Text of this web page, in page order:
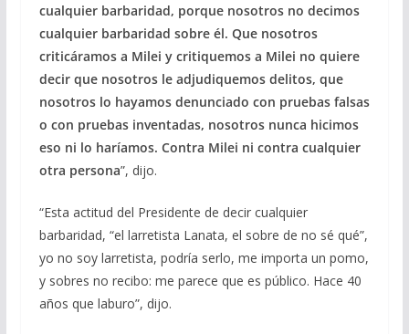
cualquier barbaridad, porque nosotros no decimos
cualquier barbaridad sobre él. Que nosotros
criticáramos a Milei y critiquemos a Milei no quiere
decir que nosotros le adjudiquemos delitos, que
nosotros lo hayamos denunciado con pruebas falsas
o con pruebas inventadas, nosotros nunca hicimos
eso ni lo haríamos. Contra Milei ni contra cualquier
otra persona”, dijo.
“Esta actitud del Presidente de decir cualquier
barbaridad, “el larretista Lanata, el sobre de no sé qué”,
yo no soy larretista, podría serlo, me importa un pomo,
y sobres no recibo: me parece que es público. Hace 40
años que laburo”, dijo.